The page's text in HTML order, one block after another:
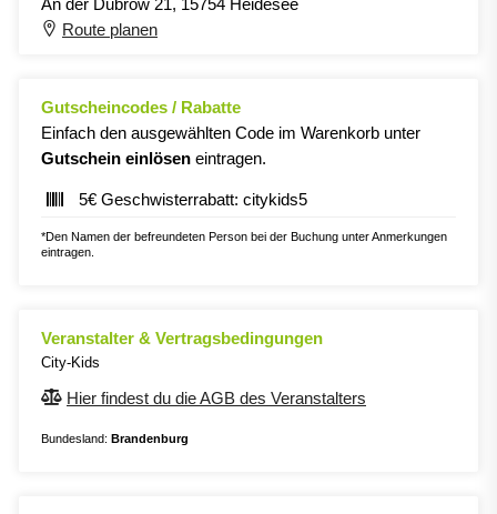
Route planen
Gutscheincodes / Rabatte
Einfach den ausgewählten Code im Warenkorb unter
Gutschein einlösen eintragen.
5€ Geschwisterrabatt: citykids5
*Den Namen der befreundeten Person bei der Buchung unter Anmerkungen
eintragen.
Veranstalter & Vertragsbedingungen
City-Kids
Hier findest du die AGB des Veranstalters
Bundesland: Brandenburg